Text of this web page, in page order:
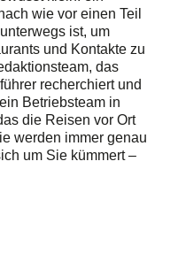
wie vor einen Teil
ist, um
und Kontakte zu
das
recherchiert und
Betriebsteam in
die Reisen vor Ort
werden immer genau
um Sie kümmert –